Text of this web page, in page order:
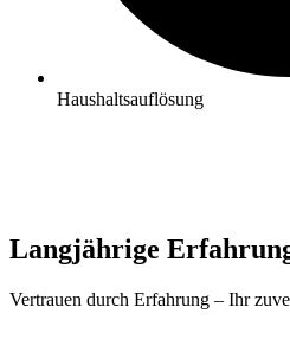
Haushaltsauflösung
Langjährige
Vertrauen durch Erfahrung – Ihr